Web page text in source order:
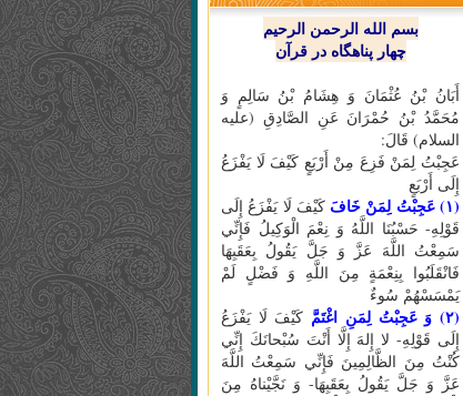
بسم الله الرحمن الرحیم
چهار پناهگاه در قرآن
أَبَانُ بْنُ عُثْمَانَ وَ هِشَامُ بْنُ سَالِمٍ وَ
مُحَمَّدُ بْنُ حُمْرَانَ عَنِ الصَّادِقِ (علیه
السلام) قَالَ:
عَجِبْتُ لِمَنْ فَزِعَ مِنْ أَرْبَعٍ كَيْفَ لَا يَفْزَعُ
إِلَى أَرْبَعٍ
(۱) عَجِبْتُ لِمَنْ خَافَ
كَيْفَ لَا يَفْزَعُ إِلَى
قَوْلِهِ- حَسْبُنَا اللَّهُ وَ نِعْمَ الْوَكِيلُ فَإِنِّي
سَمِعْتُ اللَّهَ عَزَّ وَ جَلَّ يَقُولُ بِعَقَبِهَا
فَانْقَلَبُوا بِنِعْمَةٍ مِنَ اللَّهِ وَ فَضْلٍ لَمْ
يَمْسَسْهُمْ سُوءٌ
(۲) وَ عَجِبْتُ لِمَنِ اغْتَمَّ
كَيْفَ لَا يَفْزَعُ
إِلَى قَوْلِهِ- لا إِلهَ إِلَّا أَنْتَ سُبْحانَكَ إِنِّي
كُنْتُ مِنَ الظَّالِمِينَ فَإِنِّي سَمِعْتُ اللَّهَ
عَزَّ وَ جَلَّ يَقُولُ بِعَقَبِهَا- وَ نَجَّيْناهُ مِنَ